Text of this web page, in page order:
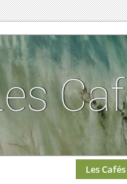
Les Cafés